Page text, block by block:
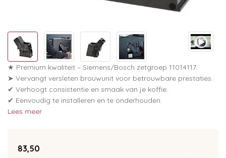
★ Premium kwaliteit – Siemens/Bosch zetgroep 11014117.
➤ Vervangt versleten brouwunit voor betrouwbare prestaties.
✔ Verhoogt consistentie en smaak van je koffie.
✔ Eenvoudig te installeren en te onderhouden.
Lees meer
83,50